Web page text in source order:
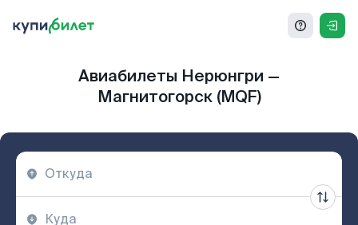
Авиабилеты Нерюнгри —
Магнитогорск (MQF)